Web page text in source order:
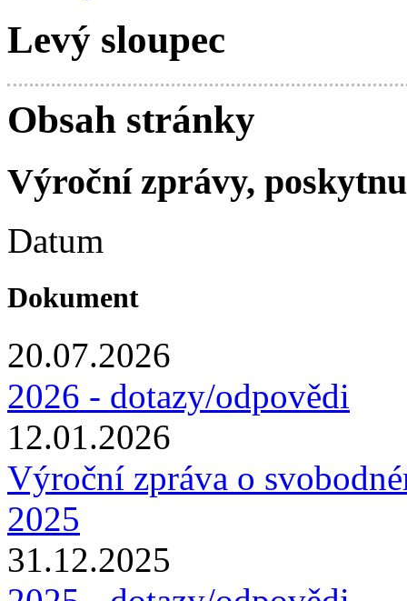
Levý sloupec
Obsah stránky
Výroční zprávy,
Datum
Dokument
20.07.2026
2026 - dotazy/odpovědi
12.01.2026
Výroční zpráva o
2025
31.12.2025